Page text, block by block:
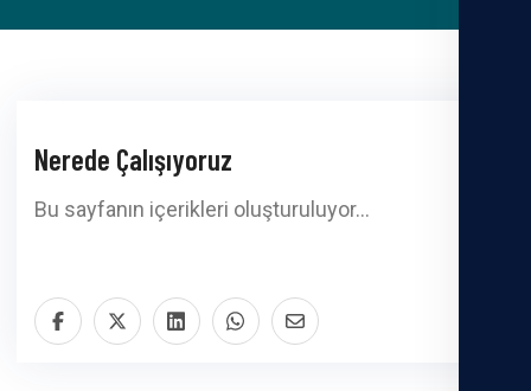
Nerede Çalışıyoruz
Bu sayfanın içerikleri oluşturuluyor…